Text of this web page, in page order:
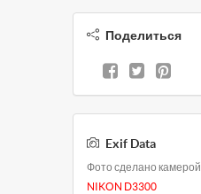
Поделиться
Exif Data
Фото сделано камерой
NIKON D3300